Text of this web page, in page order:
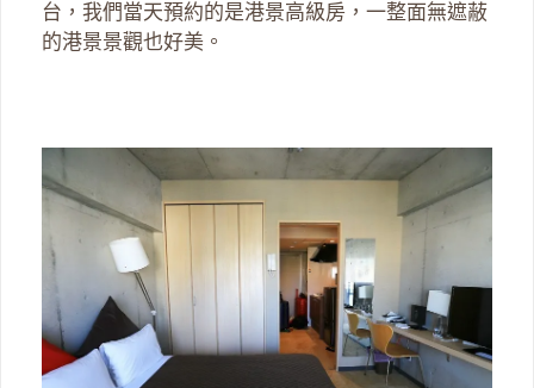
台，我們當天預約的是港景高級房，一整面無遮蔽
的港景景觀也好美。